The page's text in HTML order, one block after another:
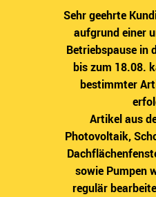
Sehr geehrte
aufgrund einer
Betriebspause in
bis zum 18.08.
bestimmter
Artikel aus
Photovoltaik,
sowie Pumpen
regulär